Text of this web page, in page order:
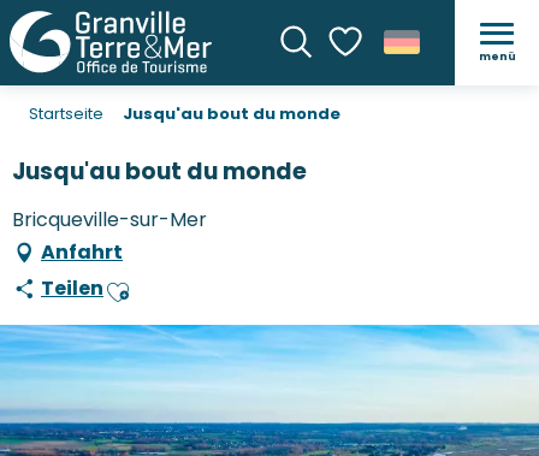
SucheVoir les favoris
menü
Startseite Jusqu'au bout du monde
Jusqu'au bout du monde
Bricqueville-sur-Mer
Anfahrt
TeilenAjouter aux favoris